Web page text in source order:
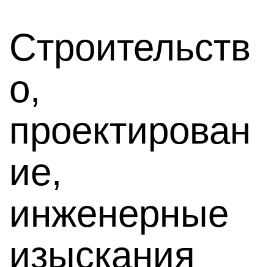
Строительств
о,
проектирован
ие,
инженерные
изыскания